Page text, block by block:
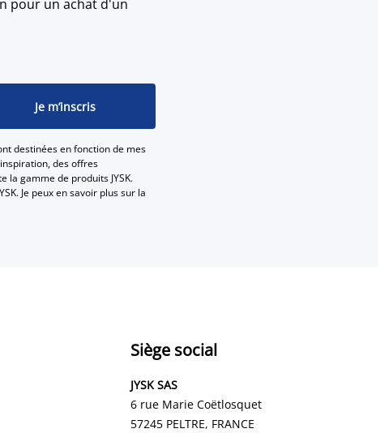
pour un achat d'un
Je m’inscris
destinées en fonction de mes
des offres
la gamme de produits JYSK.
Je peux en savoir plus sur la
Siège social
JYSK SAS
6 rue Marie Coëtlosquet
57245 PELTRE, FRANCE